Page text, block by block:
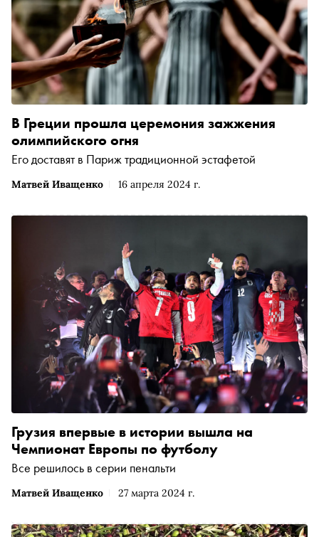
Матвей Иващенко 16 апреля 2024 г.
В Греции прошла церемония зажжения
олимпийского огня
Его доставят в Париж традиционной эстафетой
Матвей Иващенко 27 марта 2024 г.
Грузия впервые в истории вышла на
Чемпионат Европы по футболу
Все решилось в серии пенальти